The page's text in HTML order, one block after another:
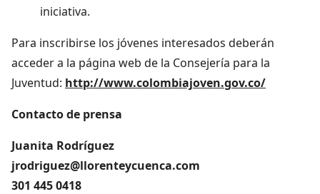
iniciativa.
Para inscribirse los jóvenes interesados deberán
acceder a la página web de la Consejería para la
Juventud: http://www.colombiajoven.gov.co/
Contacto de prensa
Juanita Rodríguez
jrodriguez@llorenteycuenca.com
301 445 0418